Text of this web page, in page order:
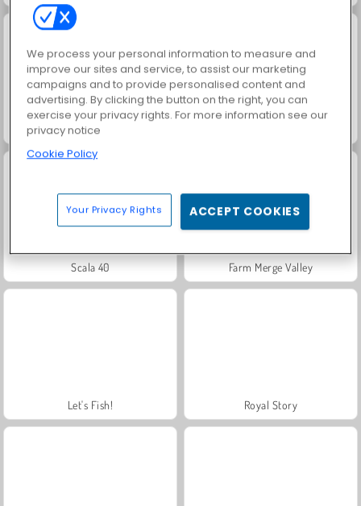
Trollface Quest: USA 2
Scala 40 Farm Merge Valley
Let's Fish! Royal Story
We process your personal information to measure and
improve our sites and service, to assist our marketing
campaigns and to provide personalised content and
advertising. By clicking the button on the right, you can
exercise your privacy rights. For more information see our
privacy notice
Cookie Policy
Your Privacy Rights ACCEPT COOKIES